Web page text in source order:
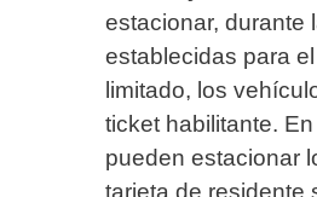
estacionar, durante
establecidas para
limitado, los
ticket habilitante.
pueden estacionar
tarjeta de residente